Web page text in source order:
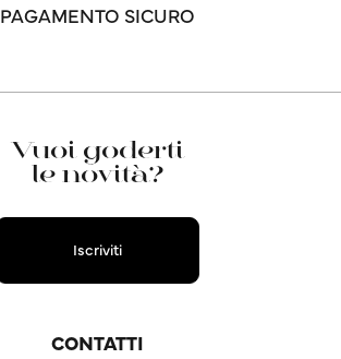
PAGAMENTO SICURO
Vuoi goderti
le novità?
Iscriviti
CONTATTI